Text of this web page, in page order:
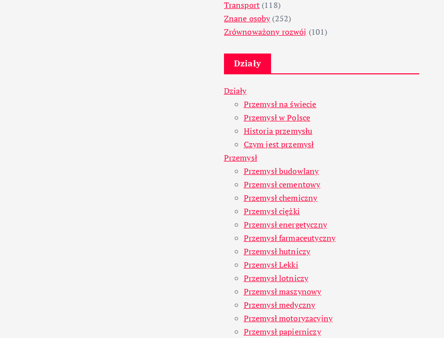
Transport (118)
Znane osoby(252)
Zrównoważony rozwój (101)
Działy
Działy
Przemysł na świecie
Przemysł w Polsce
Historia przemysłu
Czym jest przemysł
Przemysł
Przemysł budowlany
Przemysł cementowy
Przemysł chemiczny
Przemysł ciężki
Przemysł energetyczny
Przemysł farmaceutyczny
Przemysł hutniczy
Przemysł Lekki
Przemysł lotniczy
Przemysł maszynowy
Przemysł medyczny
Przemysł motoryzacyjny
Przemysł papierniczy